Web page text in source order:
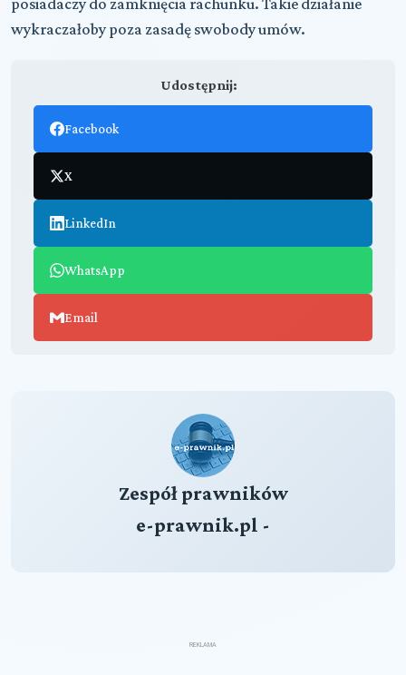
wykraczałoby poza zasadę swobody umów.
Udostępnij:
Facebook
X
LinkedIn
WhatsApp
Email
Zespół prawników
e-prawnik.pl -
REKLAMA